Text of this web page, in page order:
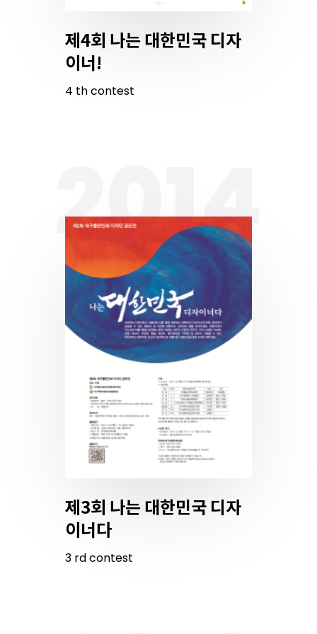
제4회 나는 대한민국 디자
이너!
4 thcontest
2014
제3회 나는 대한민국 디자
이너다
3 rdcontest